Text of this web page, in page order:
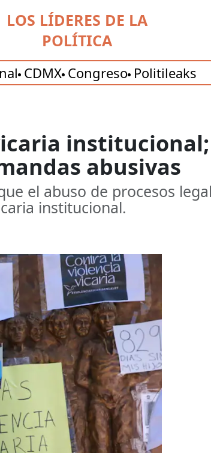
LOS LÍDERES DE LA
POLÍTICA
CDMX Congreso Politileaks
abusivas
el abuso de procesos
institucional.